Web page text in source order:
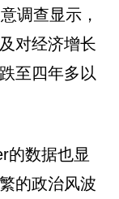
调查显示，
对经济增长
至四年多以
的数据也显
的政治风波